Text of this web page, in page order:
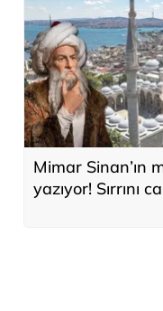
Mimar Sinan’ın
yazıyor! Sırrını